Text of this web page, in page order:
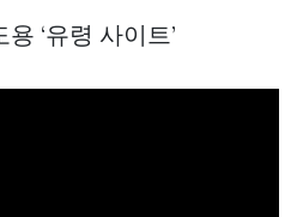
‘유령 사이트’